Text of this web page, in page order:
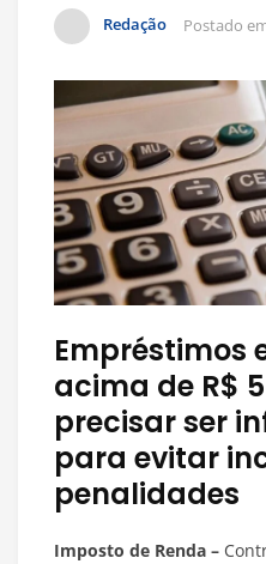
Redação Postado
Empréstimos
acima de R$
precisar ser
para evitar
penalidades
Imposto de Renda –